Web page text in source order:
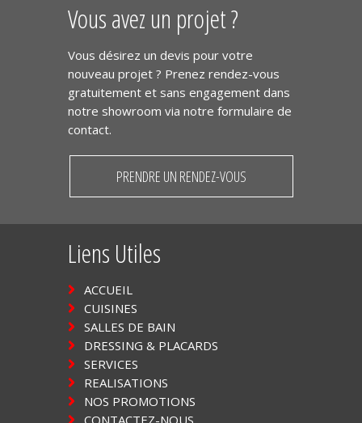
Vous avez un projet ?
Vous désirez un devis pour votre
nouveau projet ? Prenez rendez-vous
gratuitement et sans engagement dans
notre showroom via notre formulaire de
contact.
PRENDRE UN RENDEZ-VOUS
Liens Utiles
ACCUEIL
CUISINES
SALLES DE BAIN
DRESSING & PLACARDS
SERVICES
REALISATIONS
NOS PROMOTIONS
CONTACTEZ-NOUS